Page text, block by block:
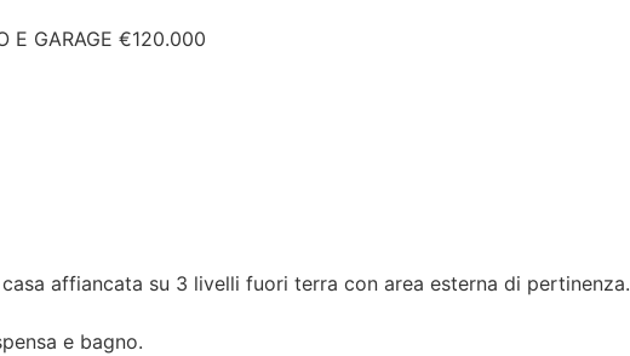
E GARAGE €120.000
affiancata su 3 livelli fuori terra con area esterna di pertinenza.
e bagno.